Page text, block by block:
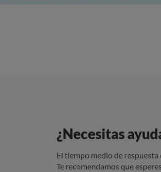
¿Necesitas
El tiempo medio de respuesta
Te recomendamos que